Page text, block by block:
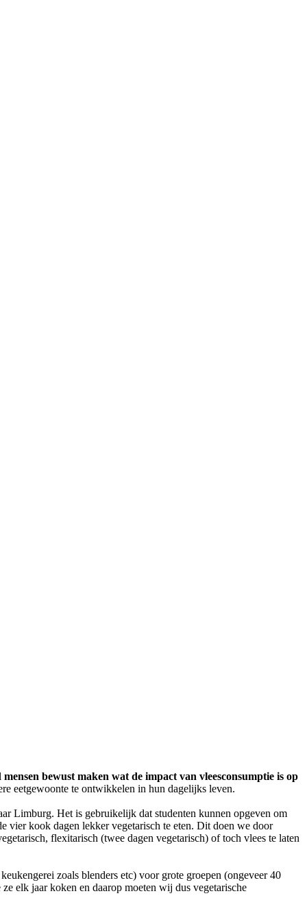
mensen bewust maken wat de impact van vleesconsumptie is op
eetgewoonte te ontwikkelen in hun dagelijks leven.
Limburg. Het is gebruikelijk dat studenten kunnen opgeven om
vier kook dagen lekker vegetarisch te eten. Dit doen we door
flexitarisch (twee dagen vegetarisch) of toch vlees te laten
zoals blenders etc) voor grote groepen (ongeveer 40
elk jaar koken en daarop moeten wij dus vegetarische